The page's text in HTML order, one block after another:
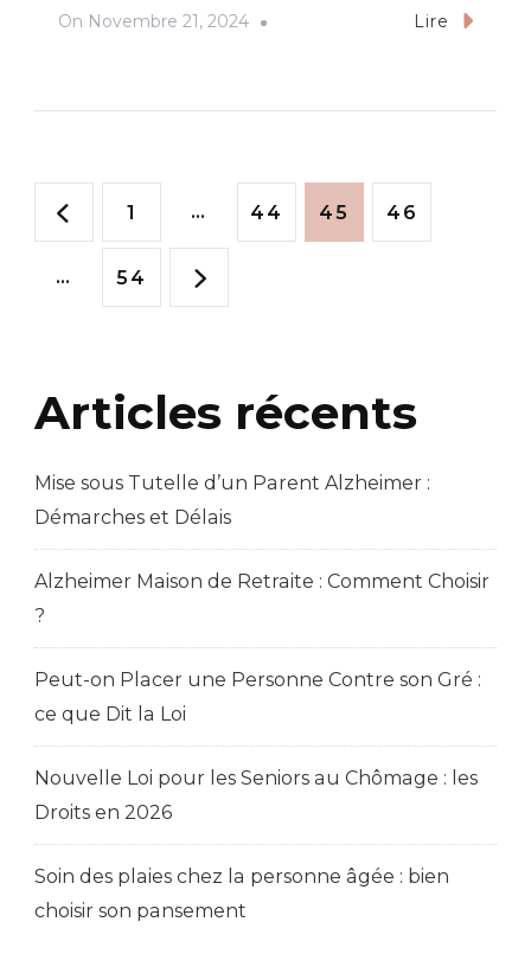
On Novembre 21, 2024 Lire
Pagination
des
publications
Page
1 … Page
44 Page
45 Page
46
… Page
54
Articles récents
Mise sous Tutelle d’un Parent Alzheimer :
Démarches et Délais
Alzheimer Maison de Retraite : Comment Choisir
?
Peut-on Placer une Personne Contre son Gré :
ce que Dit la Loi
Nouvelle Loi pour les Seniors au Chômage : les
Droits en 2026
Soin des plaies chez la personne âgée : bien
choisir son pansement